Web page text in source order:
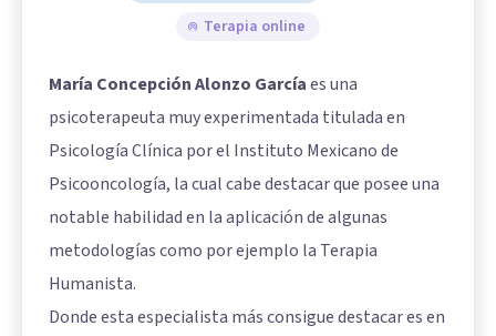
Terapia online
María Concepción Alonzo Garcíaes una
psicoterapeuta muy experimentada titulada en
Psicología Clínica por el Instituto Mexicano de
Psicooncología, la cual cabe destacar que posee una
notable habilidad en la aplicación de algunas
metodologías como por ejemplo la Terapia
Humanista.
Donde esta especialista más consigue destacar es en